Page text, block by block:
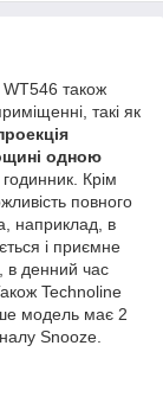
також
такі як
одною
Крім
повного
наприклад, в
і приємне
в денний час
Technoline
модель має 2
Snooze.